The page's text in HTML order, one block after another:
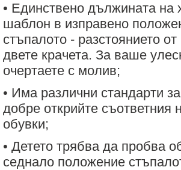
• Единствено дължината на
шаблон в изправено
стъпалото - разстоянието
двете крачета. За ваше
очертаете с молив;
• Има различни стандарти
добре открийте съответния
обувки;
• Детето трябва да пробва
седнало положение